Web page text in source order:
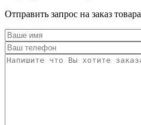
Прокрутить
Отправить запрос на заказ товара